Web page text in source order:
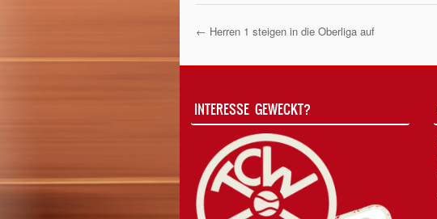
Post Navigation
← Herren 1 steigen in die Oberliga auf
INTERESSE GEWECKT?